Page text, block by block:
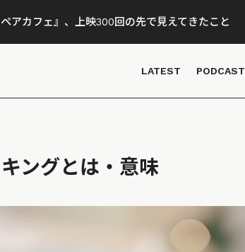
アカフェ』、上映300回の先で見えてきたこと
LATEST PODCAST
ングとは・意味